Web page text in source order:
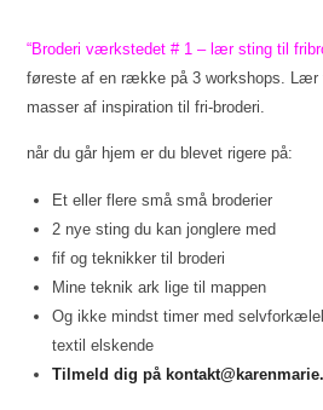
“Broderi værkstedet # 1 – lær sting til
føreste af en række på 3 workshops. Lær
masser af inspiration til fri-broderi.
når du går hjem er du blevet rigere på:
Et eller flere små små broderier
2 nye sting du kan jonglere med
fif og teknikker til broderi
Mine teknik ark lige til mappen
Og ikke mindst timer med
textil elskende
Tilmeld dig på